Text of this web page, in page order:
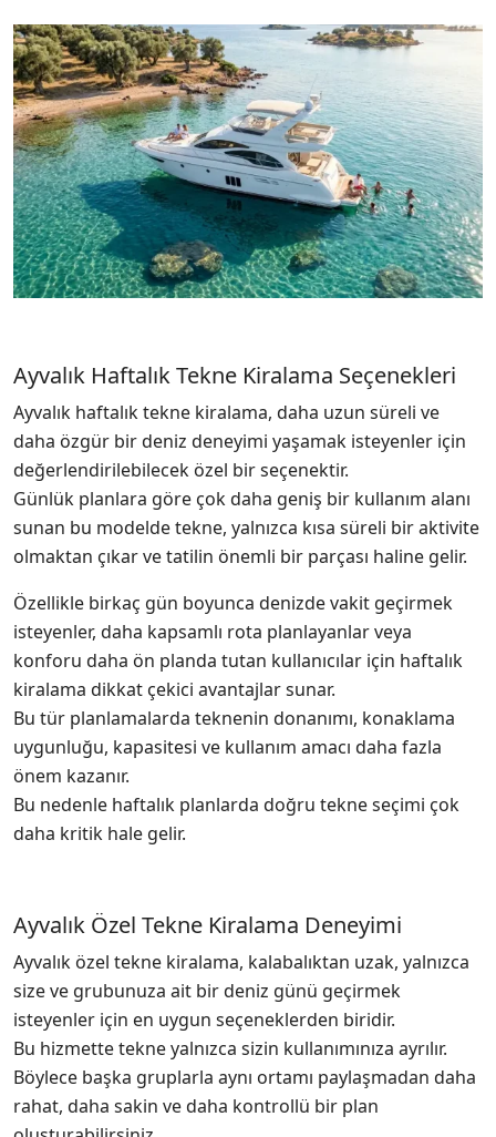
Ayvalık Haftalık Tekne Kiralama Seçenekleri
Ayvalık haftalık tekne kiralama, daha uzun süreli ve
daha özgür bir deniz deneyimi yaşamak isteyenler için
değerlendirilebilecek özel bir seçenektir.
Günlük planlara göre çok daha geniş bir kullanım alanı
sunan bu modelde tekne, yalnızca kısa süreli bir aktivite
olmaktan çıkar ve tatilin önemli bir parçası haline gelir.
Özellikle birkaç gün boyunca denizde vakit geçirmek
isteyenler, daha kapsamlı rota planlayanlar veya
konforu daha ön planda tutan kullanıcılar için haftalık
kiralama dikkat çekici avantajlar sunar.
Bu tür planlamalarda teknenin donanımı, konaklama
uygunluğu, kapasitesi ve kullanım amacı daha fazla
önem kazanır.
Bu nedenle haftalık planlarda doğru tekne seçimi çok
daha kritik hale gelir.
Ayvalık Özel Tekne Kiralama Deneyimi
Ayvalık özel tekne kiralama, kalabalıktan uzak, yalnızca
size ve grubunuza ait bir deniz günü geçirmek
isteyenler için en uygun seçeneklerden biridir.
Bu hizmette tekne yalnızca sizin kullanımınıza ayrılır.
Böylece başka gruplarla aynı ortamı paylaşmadan daha
rahat, daha sakin ve daha kontrollü bir plan